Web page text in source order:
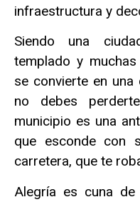
infraestructura y
Siendo una
templado y
se convierte en una
no debes
municipio es una
que esconde con
carretera, que te
Alegría es cuna